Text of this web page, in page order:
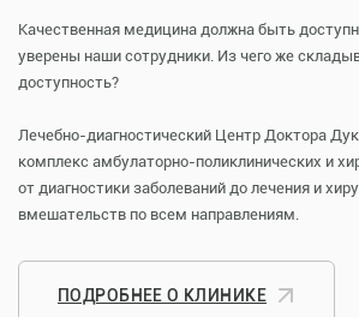
Качественная медицина должна быть
уверены наши сотрудники. Из чего же
доступность?
Лечебно-диагностический Центр Доктора
комплекс амбулаторно-поликлинических и
от диагностики заболеваний до лечения и
вмешательств по всем направлениям.
ПОДРОБНЕЕ О КЛИНИКЕ